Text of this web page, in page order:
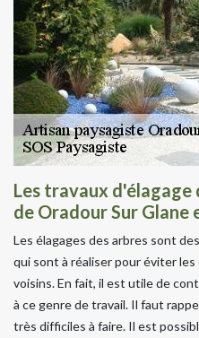
Les travaux d'élagage
de Oradour Sur Glane
Les élagages des arbres sont
qui sont à réaliser pour éviter
voisins. En fait, il est utile de
à ce genre de travail. Il faut
très difficiles à faire. Il est